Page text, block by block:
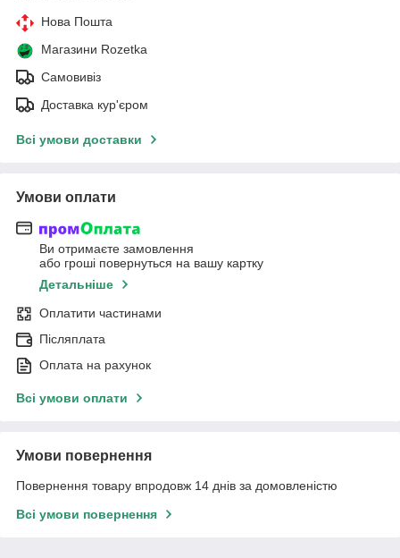
Нова Пошта
Магазини Rozetka
Самовивіз
Доставка кур'єром
Всі умови доставки
Умови оплати
Ви отримаєте замовлення
або гроші повернуться на вашу картку
Детальніше
Оплатити частинами
Післяплата
Оплата на рахунок
Всі умови оплати
Умови повернення
Повернення товару впродовж 14 днів за домовленістю
Всі умови повернення